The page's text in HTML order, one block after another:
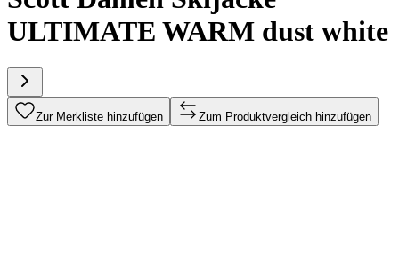
ULTIMATE WARM dust white
Zur Merkliste hinzufügen Zum Produktvergleich hinzufügen